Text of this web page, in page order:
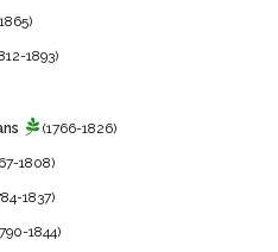
1893)
(1766-1826)
1808)
1837)
1844)